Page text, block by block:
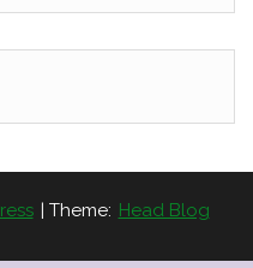
| Theme: Head Blog